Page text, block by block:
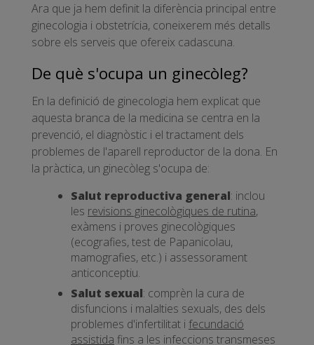
Ara que ja hem definit la diferència principal entre
ginecologia i obstetrícia, coneixerem més detalls
sobre els serveis que ofereix cadascuna.
De què s'ocupa un ginecòleg?
En la definició de ginecologia hem explicat que
aquesta branca de la medicina se centra en la
prevenció, el diagnòstic i el tractament dels
problemes de l'aparell reproductor de la dona. En
la pràctica, un ginecòleg s'ocupa de:
Salut reproductiva general: inclou
les revisions ginecològiques de rutina,
exàmens i proves ginecològiques
(ecografies, test de Papanicolau,
mamografies, etc.) i assessorament
anticonceptiu.
Salut sexual: comprèn la cura de
disfuncions i malalties sexuals, des dels
problemes d'infertilitat ifecundació
assistida fins a les infeccions transmeses